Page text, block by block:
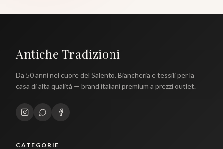
Antiche Tradizioni
Da 50 anni nel cuore del Salento. Biancheria e tessili per la
casa di alta qualità — brand italiani premium a prezzi outlet.
CATEGORIE